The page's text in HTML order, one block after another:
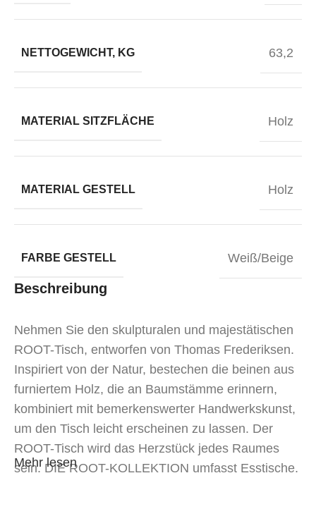
NETTOGEWICHT, KG 63,2
MATERIAL SITZFLÄCHE Holz
MATERIAL GESTELL Holz
FARBE GESTELL Weiß/Beige
Beschreibung
Nehmen Sie den skulpturalen und majestätischen
ROOT-Tisch, entworfen von Thomas Frederiksen.
Inspiriert von der Natur, bestechen die beinen aus
furniertem Holz, die an Baumstämme erinnern,
kombiniert mit bemerkenswerter Handwerkskunst,
um den Tisch leicht erscheinen zu lassen. Der
ROOT-Tisch wird das Herzstück jedes Raumes
sein. DIE ROOT-KOLLEKTION umfasst Esstische,
Mehr lesen